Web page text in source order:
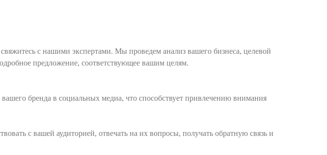
с нашими экспертами. Мы проведем анализ вашего бизнеса, целевой
предложение, соответствующее вашим целям.
бренда в социальных медиа, что способствует привлечению внимания
с вашей аудиторией, отвечать на их вопросы, получать обратную связь и